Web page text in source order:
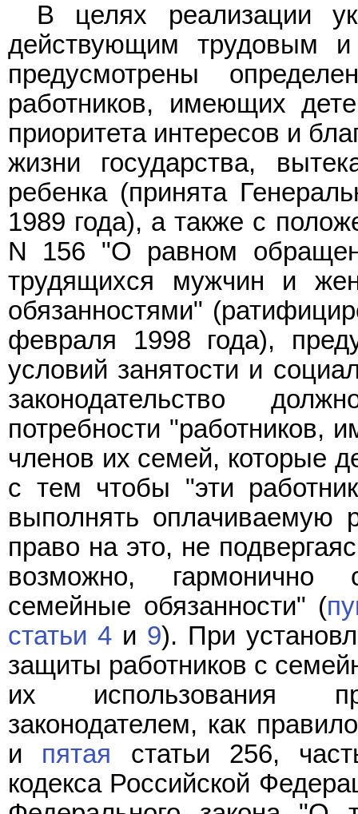
В целях реализации
действующим трудовым и
предусмотрены
работников, имеющих
приоритета интересов и
жизни государства,
ребенка (принята
1989 года), а также с
N 156 "О равном
трудящихся мужчин и
обязанностями"
февраля 1998 года),
условий занятости и
законодательство
потребности "работников,
членов их семей, которые
с тем чтобы "эти
выполнять оплачиваемую
право на это, не
возможно, гармонично
семейные обязанности" (
статьи 4 и 9). При
защиты работников с
их использования
законодателем, как
и пятая статьи 256,
кодекса Российской